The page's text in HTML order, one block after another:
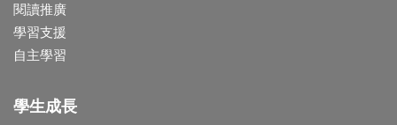
閱讀推廣
學習支援
自主學習
學生成長